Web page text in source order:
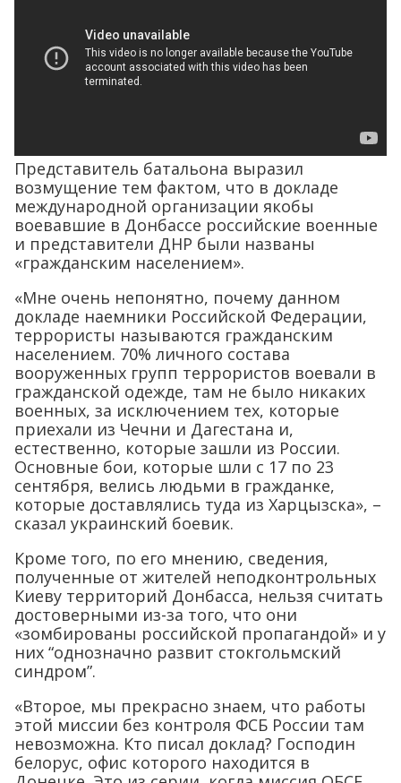
Представитель батальона выразил
возмущение тем фактом, что в докладе
международной организации якобы
воевавшие в Донбассе российские военные
и представители ДНР были названы
«гражданским населением».
«Мне очень непонятно, почему данном
докладе наемники Российской Федерации,
террористы называются гражданским
населением. 70% личного состава
вооруженных групп террористов воевали в
гражданской одежде, там не было никаких
военных, за исключением тех, которые
приехали из Чечни и Дагестана и,
естественно, которые зашли из России.
Основные бои, которые шли с 17 по 23
сентября, велись людьми в гражданке,
которые доставлялись туда из Харцызска», –
сказал украинский боевик.
Кроме того, по его мнению, сведения,
полученные от жителей неподконтрольных
Киеву территорий Донбасса, нельзя считать
достоверными из-за того, что они
«зомбированы российской пропагандой» и у
них “однозначно развит стокгольмский
синдром”.
«Второе, мы прекрасно знаем, что работы
этой миссии без контроля ФСБ России там
невозможна. Кто писал доклад? Господин
белорус, офис которого находится в